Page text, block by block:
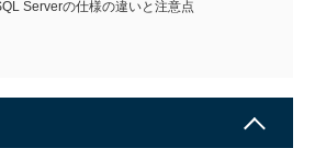
Serverの仕様の違いと注意点